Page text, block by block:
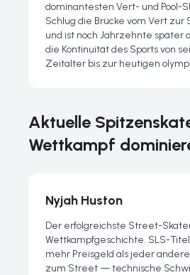
dominantesten Vert- und Pool-
Schlug die Brücke vom Vert
und ist noch Jahrzehnte
die Kontinuität des Sports von
Zeitalter bis zur heutigen
Aktuelle
Wettkampf
Nyjah Huston
Der erfolgreichste Street-
Wettkampfgeschichte. SLS-
mehr Preisgeld als jeder
zum Street — technische